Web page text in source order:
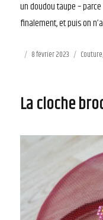
un doudou taupe –
finalement, et puis on
Publié
8 février 2023 Couture,
La cloche